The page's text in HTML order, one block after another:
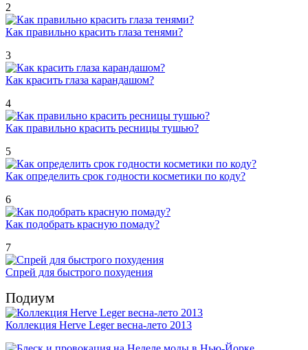
2
Как правильно красить глаза тенями?
3
Как красить глаза карандашом?
4
Как правильно красить ресницы тушью?
5
Как определить срок годности косметики по коду?
6
Как подобрать красную помаду?
7
Спрей для быстрого похудения
Подиум
Коллекция Herve Leger весна-лето 2013